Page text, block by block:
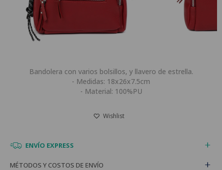
Bandolera con varios bolsillos, y llavero de estrella.
- Medidas: 18x26x7.5cm
- Material: 100%PU
ENVÍO EXPRESS
MÉTODOS Y COSTOS DE ENVÍO